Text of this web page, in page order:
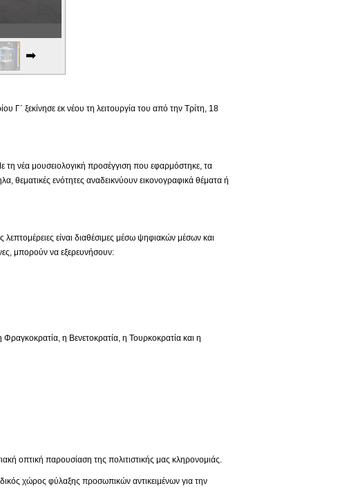
Γ΄ ξεκίνησε εκ νέου τη λειτουργία του από την Τρίτη, 18
τη νέα μουσειολογική προσέγγιση που εφαρμόστηκε, τα
θεματικές ενότητες αναδεικνύουν εικονογραφικά θέματα ή
είναι διαθέσιμες μέσω ψηφιακών μέσων και
μπορούν να εξερευνήσουν:
η Βενετοκρατία, η Τουρκοκρατία και η
οπτική παρουσίαση της πολιτιστικής μας κληρονομιάς.
χώρος φύλαξης προσωπικών αντικειμένων για την